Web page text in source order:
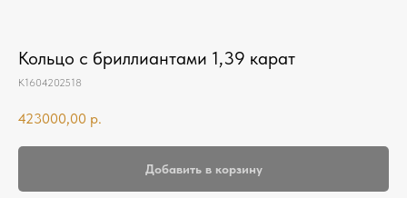
Кольцо с бриллиантами 1,39 карат
К1604202518
423000,00 р.
Добавить в корзину